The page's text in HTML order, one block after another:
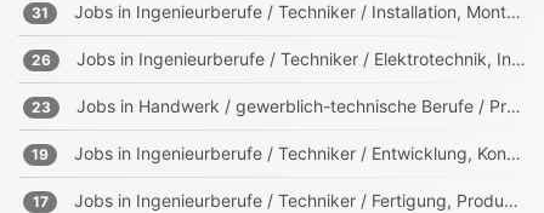
31 Jobs in Ingenieurberufe / Techniker / Installation, Montage, Wartung
26 Jobs in Ingenieurberufe / Techniker / Elektrotechnik, Informationstechnik, Mechatronik
23 Jobs in Handwerk / gewerblich-technische Berufe / Produktion
19 Jobs in Ingenieurberufe / Techniker / Entwicklung, Konstruktion, Produktmanagement
17 Jobs in Ingenieurberufe / Techniker / Fertigung, Produktion